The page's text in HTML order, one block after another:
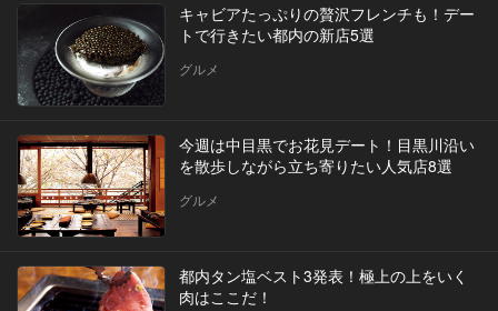
キャビアたっぷりの贅沢フレンチも！デー
トで行きたい都内の新店5選
グルメ
今週は中目黒でお花見デート！目黒川沿い
を散歩しながら立ち寄りたい人気店8選
グルメ
都内タン塩ベスト3発表！極上の上をいく
肉はここだ！